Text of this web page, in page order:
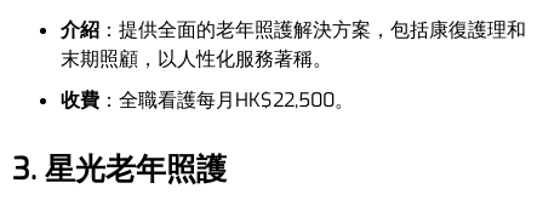
介紹 ：提供全面的老年照護解決方案，包括康復護理和
末期照顧，以人性化服務著稱。
收費 ：全職看護每月HK$22,500。
3. 星光老年照護